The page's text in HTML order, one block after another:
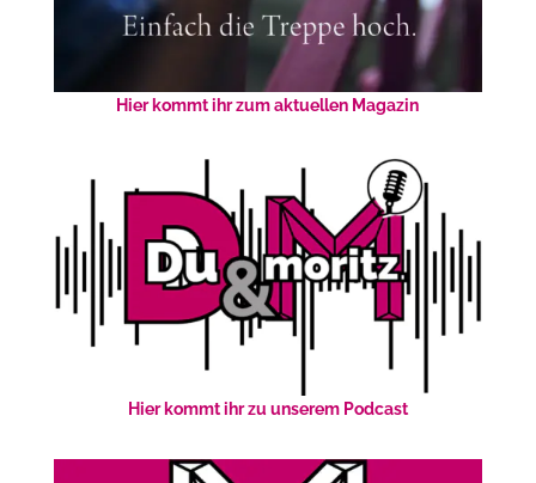
Hier kommt ihr zum aktuellen Magazin
Hier kommt ihr zu unserem Podcast